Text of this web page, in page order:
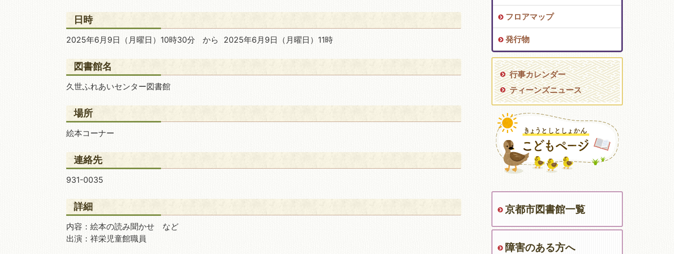
醍醐図書館 久我のもり図書館
こどもみらい館子育て図
コミュニティプラザ深草
図書館
日時
2025年6月9日 （月曜日）10時30分 から 2025年6月9日 （月曜日）11時
図書館名
久世ふれあいセンター図書館
場所
絵本コーナー
連絡先
931-0035
詳細
内容：絵本の読み聞かせ など
出演：祥栄児童館職員
フロアマップ
発行物
行事カレンダー
ティーンズニュース
京都市図書館一覧
障害のある方へ